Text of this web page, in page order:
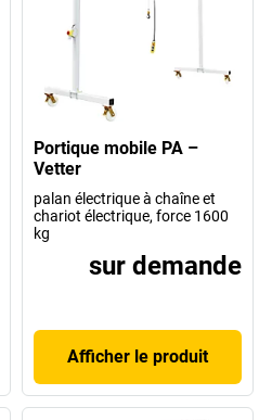
Portique mobile PA –
Vetter
palan électrique à chaîne et
chariot électrique, force 1600
kg
sur demande
Afficher le produit